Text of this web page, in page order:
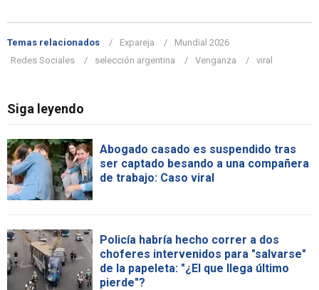
Temas relacionados Expareja
Mundial 2026
Redes Sociales
selección argentina Venganza viral
Siga leyendo
Abogado casado es suspendido tras
ser captado besando a una compañera
de trabajo: Caso viral
Policía habría hecho correr a dos
choferes intervenidos para "salvarse"
de la papeleta: "¿El que llega último
pierde"?